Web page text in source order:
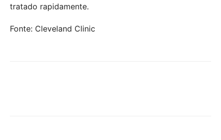
tratado rapidamente.
Fonte: Cleveland Clinic